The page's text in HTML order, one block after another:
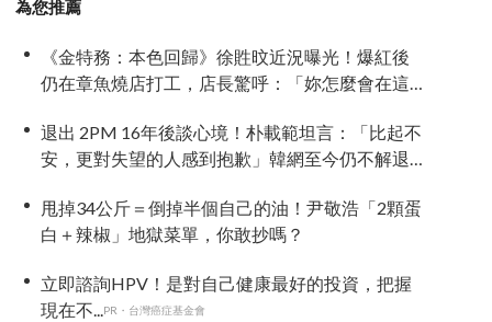
為您推薦
《金特務：本色回歸》徐貹旼近況曝光！爆紅後
仍在章魚燒店打工，店長驚呼：「妳怎麼會在這
退出 2PM 16年後談心境！朴載範坦言：「比起不
安，更對失望的人感到抱歉」韓網至今仍不解退
甩掉34公斤＝倒掉半個自己的油！尹敬浩「2顆蛋
白＋辣椒」地獄菜單，你敢抄嗎？
立即諮詢HPV！是對自己健康最好的投資，把握
現在不...PR・台灣癌症基金會